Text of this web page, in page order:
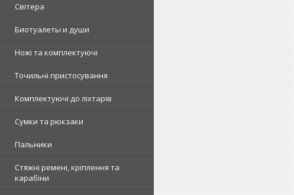
Світера
Биотуалеты и души
Ножі та комплектуючі
Точильні пристосування
Комплектуючі до ліхтарів
Сумки та рюкзаки
Пальники
Стяжні ремені, кріплення та
карабіни